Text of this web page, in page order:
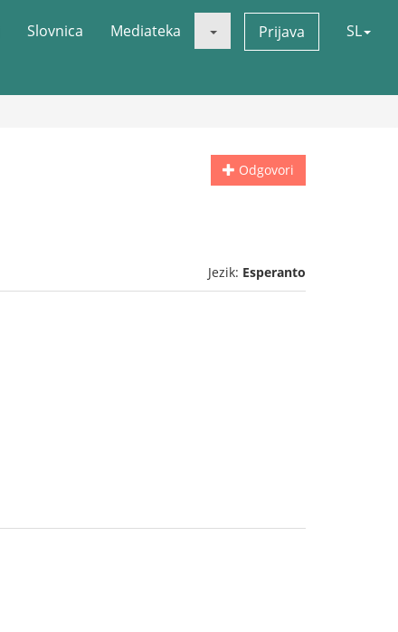
Slovnica Mediateka Prijava SL
Odgovori
Jezik: Esperanto